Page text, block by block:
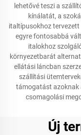
lehetővé teszi a
kínálatát, a
italtípusokhoz
egyre fontosabbá
italokhoz
környezetbarát
ellátási láncban
szállítási
támogatást azoknak
csomagolási
Új